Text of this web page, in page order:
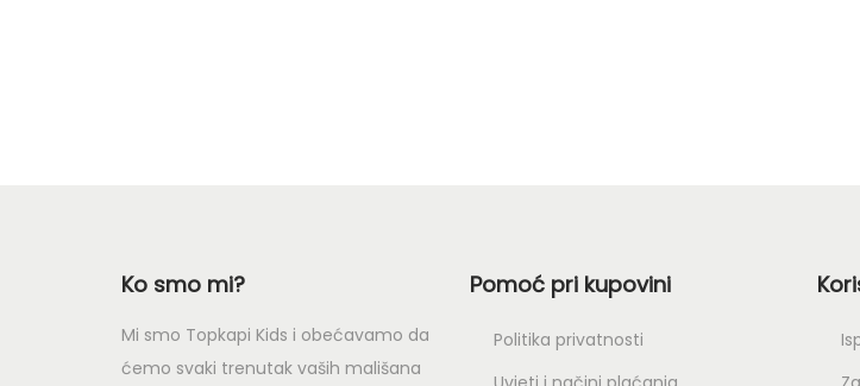
Ko smo mi?
Mi smo Topkapi Kids i obećavamo da
ćemo svaki trenutak vaših mališana
Pomoć pri kupovini
Politika privatnosti